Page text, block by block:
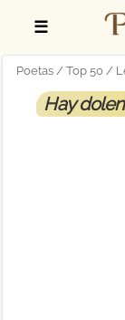
☰
Poetas Top 50
Hay